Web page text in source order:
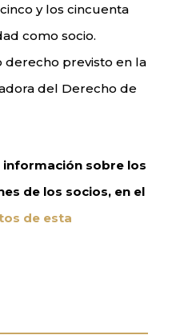
y los cincuenta
como socio.
previsto en la
del Derecho de
información sobre los
de los socios, en el
de esta